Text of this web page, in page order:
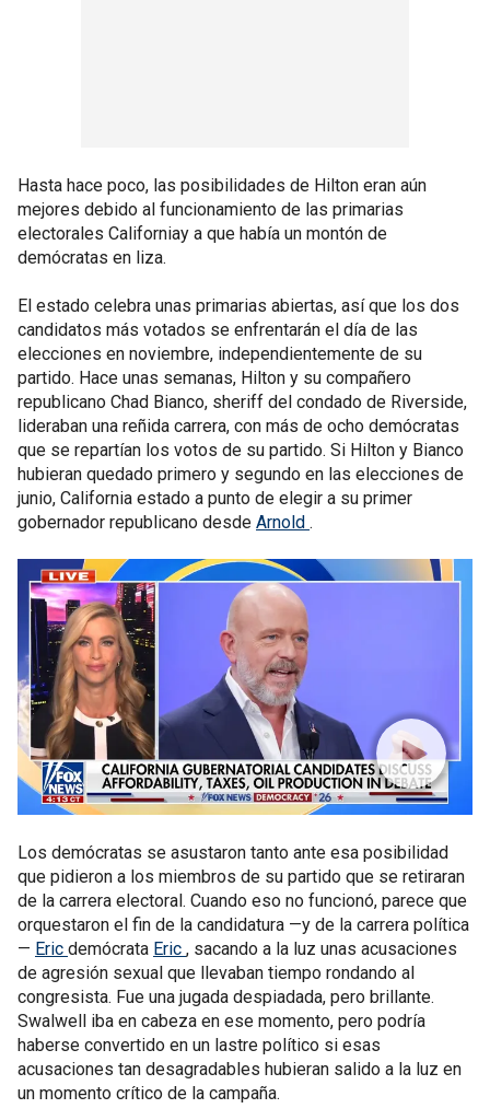
Hasta hace poco, las posibilidades de Hilton eran aún
mejores debido al funcionamiento de las primarias
electorales Californiay a que había un montón de
demócratas en liza.
El estado celebra unas primarias abiertas, así que los dos
candidatos más votados se enfrentarán el día de las
elecciones en noviembre, independientemente de su
partido. Hace unas semanas, Hilton y su compañero
republicano Chad Bianco, sheriff del condado de Riverside,
lideraban una reñida carrera, con más de ocho demócratas
que se repartían los votos de su partido. Si Hilton y Bianco
hubieran quedado primero y segundo en las elecciones de
junio, California estado a punto de elegir a su primer
gobernador republicano desde Arnold .
Los demócratas se asustaron tanto ante esa posibilidad
que pidieron a los miembros de su partido que se retiraran
de la carrera electoral. Cuando eso no funcionó, parece que
orquestaron el fin de la candidatura —y de la carrera política
— Eric demócrata Eric , sacando a la luz unas acusaciones
de agresión sexual que llevaban tiempo rondando al
congresista. Fue una jugada despiadada, pero brillante.
Swalwell iba en cabeza en ese momento, pero podría
haberse convertido en un lastre político si esas
acusaciones tan desagradables hubieran salido a la luz en
un momento crítico de la campaña.